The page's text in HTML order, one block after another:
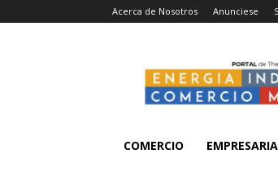
Acerca de Nosotros Anunciese
Industria,
Comercio
y
COMERCIO